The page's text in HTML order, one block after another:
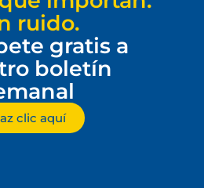
ruido.
gratis a
boletín
clic aquí